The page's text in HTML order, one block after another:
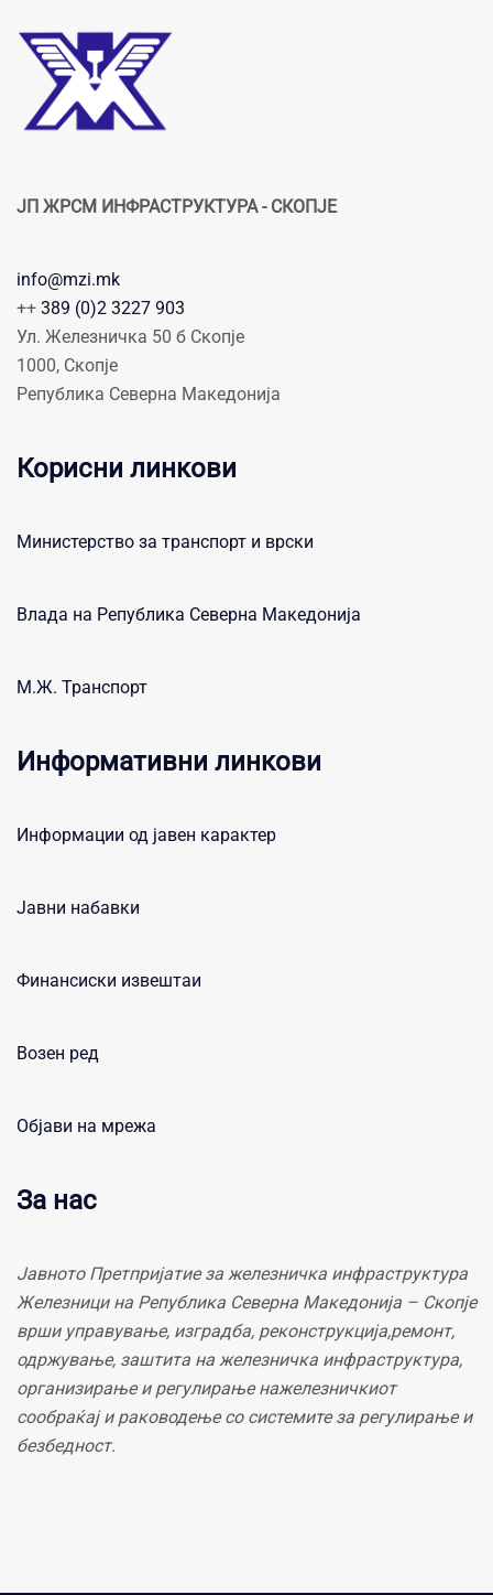
ЈП ЖРСМ ИНФРАСТРУКТУРА - СКОПЈЕ
info@mzi.mk
++ 389 (0)2 3227 903
Ул. Железничка 50 б Скопје
1000, Скопје
Република Северна Македонија
Корисни линкови
Министерство за транспорт и врски
Влада на Република Северна Македонија
М.Ж. Транспорт
Информативни линкови
Информации од јавен карактер
Јавни набавки
Финансиски извештаи
Возен ред
Објави на мрежа
За нас
Јавното Претпријатие за железничка инфраструктура
Железници на Република Северна Македонија – Скопје
врши управување, изградба, реконструкција,ремонт,
одржување, заштита на железничка инфраструктура,
организирање и регулирање нажелезничкиот
сообраќај и раководење со системите за регулирање и
безбедност.